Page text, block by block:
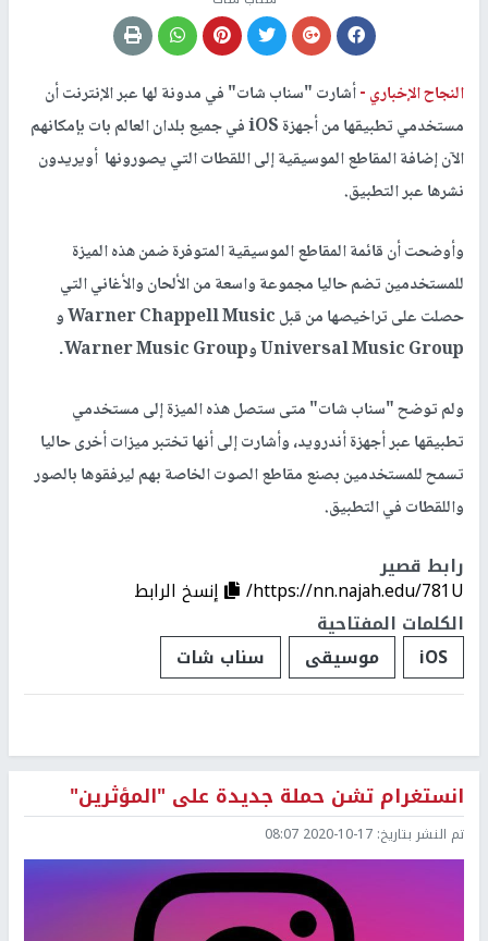
النجاح الإخباري -أشارت "سناب شات" في مدونة لها عبر الإنترنت أن
مستخدمي تطبيقها من أجهزة iOS في جميع بلدان العالم بات بإمكانهم
الآن إضافة المقاطع الموسيقية إلى اللقطات التي يصورونها أويريدون
نشرها عبر التطبيق.
وأوضحت أن قائمة المقاطع الموسيقية المتوفرة ضمن هذه الميزة
للمستخدمين تضم حاليا مجموعة واسعة من الألحان والأغاني التي
حصلت على تراخيصها من قبل Warner Chappell Music و
Universal Music Group وWarner Music Group.
ولم توضح "سناب شات" متى ستصل هذه الميزة إلى مستخدمي
تطبيقها عبر أجهزة أندرويد، وأشارت إلى أنها تختبر ميزات أخرى حاليا
تسمح للمستخدمين بصنع مقاطع الصوت الخاصة بهم ليرفقوها بالصور
واللقطات في التطبيق.
رابط قصير
https://nn.najah.edu/781U/
إنسخ الرابط
الكلمات المفتاحية
iOS
موسيقى سناب شات
انستغرام تشن حملة جديدة على "المؤثرين"
تم النشر بتاريخ: 2020-10-17 08:07